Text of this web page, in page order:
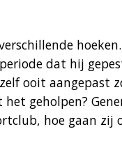
dat hij
ooit aangepast
geholpen?
hoe gaan zij